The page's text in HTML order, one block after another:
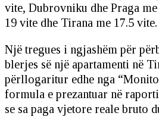
vite, Dubrovniku dhe Praga
19 vite dhe Tirana me 17.5 vite.
Një tregues i ngjashëm për
blerjes së një apartamenti në
përllogaritur edhe nga
formula e prezantuar në
se sa paga vjetore reale bruto